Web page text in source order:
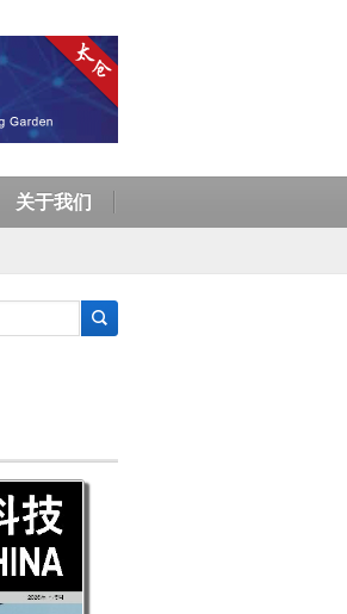
关于我们